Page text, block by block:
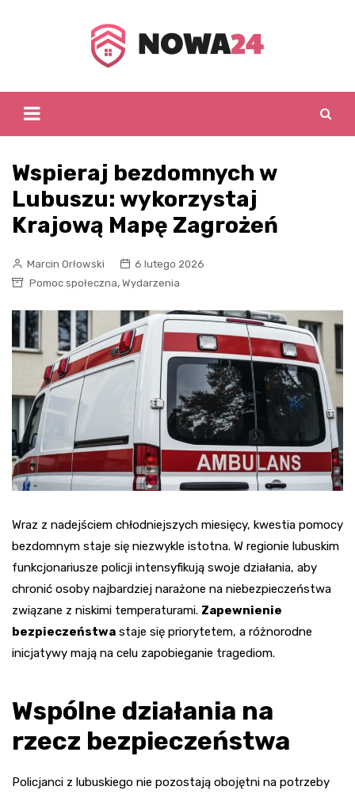
Wspieraj bezdomnych w
Lubuszu: wykorzystaj
Krajową Mapę Zagrożeń
Marcin Orłowski
6 lutego 2026
Pomoc społeczna, Wydarzenia
Wraz z nadejściem chłodniejszych miesięcy, kwestia pomocy
bezdomnym staje się niezwykle istotna. W regionie lubuskim
funkcjonariusze policji intensyfikują swoje działania, aby
chronić osoby najbardziej narażone na niebezpieczeństwa
związane z niskimi temperaturami. Zapewnienie
bezpieczeństwa staje się priorytetem, a różnorodne
inicjatywy mają na celu zapobieganie tragediom.
Wspólne działania na
rzecz bezpieczeństwa
Policjanci z lubuskiego nie pozostają obojętni na potrzeby